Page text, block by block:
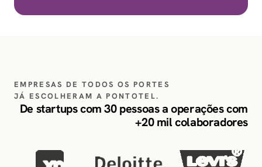
EMPRESAS DE TODOS OS PORTES
JÁ ESCOLHERAM A PONTOTEL.
De startups com 30 pessoas a operações com
+20 mil colaboradores